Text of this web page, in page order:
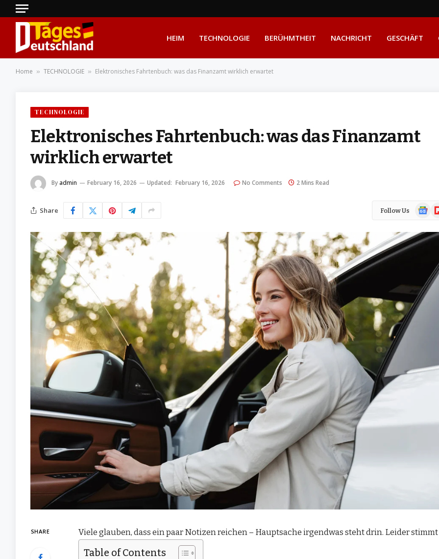
HEIM TECHNOLOGIE BERÜHMTHEIT NACHRICHT GESCHÄFT
Home » TECHNOLOGIE » Elektronisches Fahrtenbuch: was das Finanzamt wirklich erwartet
TECHNOLOGIE
Elektronisches Fahrtenbuch: was das Finanzamt
wirklich erwartet
By admin February 16, 2026 Updated: February 16, 2026 No Comments 2 Mins Read
Share Follow Us
Google
SHARE Viele glauben, dass ein paar Notizen reichen – Hauptsache irgendwas steht drin. Leider
Table of Contents